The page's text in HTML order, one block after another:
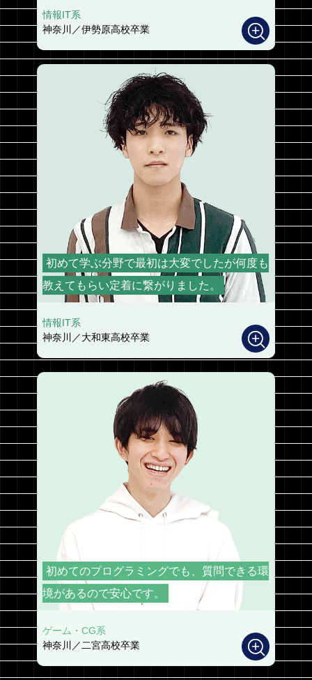
情報IT系
神奈川／伊勢原高校卒業
初めて学ぶ分野で最初は大変でしたが何度も
教えてもらい定着に繋がりました。
情報IT系
神奈川／大和東高校卒業
初めてのプログラミングでも、質問できる環
境があるので安心です。
ゲーム・CG系
神奈川／二宮高校卒業